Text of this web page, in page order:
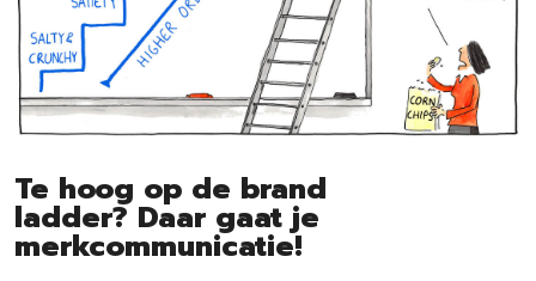
Te hoog op de brand
ladder? Daar gaat je
merkcommunicatie!